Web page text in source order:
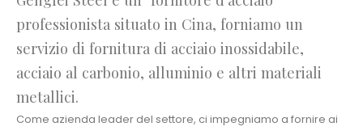
professionista situato in Cina, forniamo un
servizio di fornitura di acciaio inossidabile,
acciaio al carbonio, alluminio e altri materiali
metallici.
Come azienda leader del settore, ci impegniamo a fornire ai